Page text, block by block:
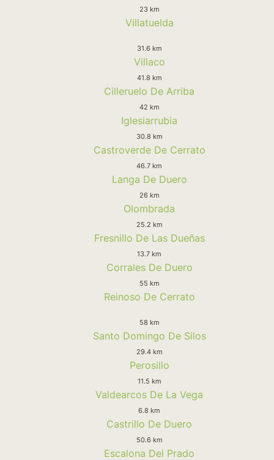
23 km
Villatuelda
31.6 km
Villaco
41.8 km
Cilleruelo De Arriba
42 km
Iglesiarrubia
30.8 km
Castroverde De Cerrato
46.7 km
Langa De Duero
26 km
Olombrada
25.2 km
Fresnillo De Las Dueñas
13.7 km
Corrales De Duero
55 km
Reinoso De Cerrato
58 km
Santo Domingo De Silos
29.4 km
Perosillo
11.5 km
Valdearcos De La Vega
6.8 km
Castrillo De Duero
50.6 km
Escalona Del Prado